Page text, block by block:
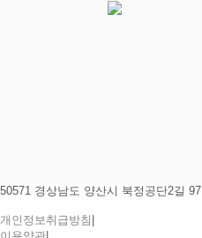
50571 경상남도 양산시 북정공단2길 97
개인정보취급방침 |